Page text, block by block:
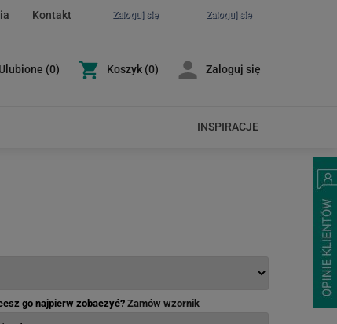
Zaloguj się
Zaloguj się
Kontakt
Ulubione (0) Koszyk (0) Zaloguj się
INSPIRACJE
go najpierw zobaczyć?Zamów wzornik